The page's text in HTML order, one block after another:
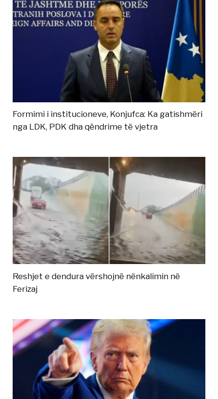
Formimi i institucioneve, Konjufca: Ka gatishmëri
nga LDK, PDK dha qëndrime të vjetra
Reshjet e dendura vërshojnë nënkalimin në
Ferizaj